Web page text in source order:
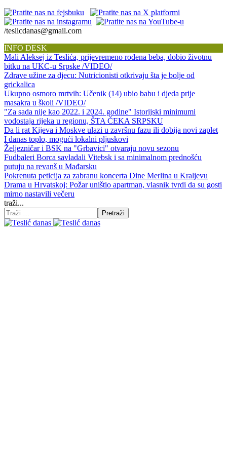
/teslicdanas@gmail.com
INFO DESK
Mali Aleksej iz Teslića, prijevremeno rođena beba, dobio životnu
bitku na UKC-u Srpske /VIDEO/
Zdrave užine za djecu: Nutricionisti otkrivaju šta je bolje od
grickalica
Ukupno osmoro mrtvih: Učenik (14) ubio babu i djeda prije
masakra u školi /VIDEO/
"Za sada nije kao 2022. i 2024. godine" Istorijski minimumi
vodostaja rijeka u regionu, ŠTA ČEKA SRPSKU
Da li rat Kijeva i Moskve ulazi u završnu fazu ili dobija novi zaplet
I danas toplo, mogući lokalni pljuskovi
Željezničar i BSK na "Grbavici" otvaraju novu sezonu
Fudbaleri Borca savladali Vitebsk i sa minimalnom prednošću
putuju na revanš u Mađarsku
Pokrenuta peticija za zabranu koncerta Dine Merlina u Kraljevu
Drama u Hrvatskoj: Požar uništio apartman, vlasnik tvrdi da su gosti
mirno nastavili večeru
traži...
Pretraži